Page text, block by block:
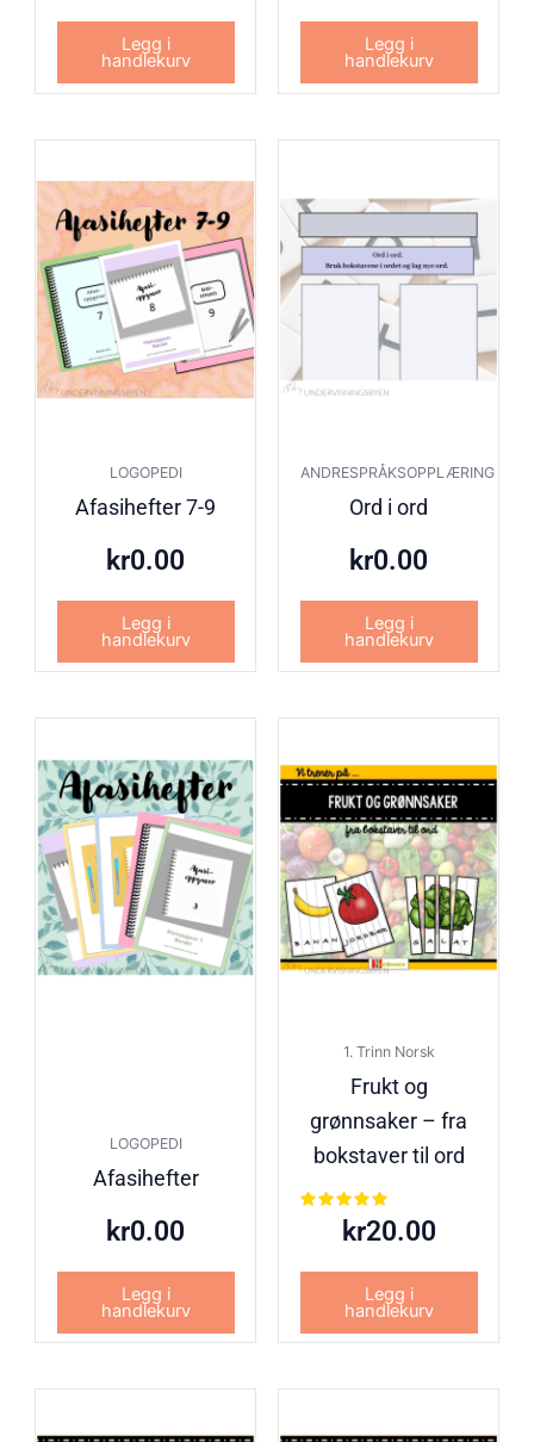
Legg i
handlekurv
Legg i
handlekurv
LOGOPEDI
Afasihefter 7-9
kr0.00
Legg i
handlekurv
ANDRESPRÅKSOPPLÆRING
Ord i ord
kr0.00
Legg i
handlekurv
LOGOPEDI
Afasihefter
kr0.00
Legg i
handlekurv
1. Trinn Norsk
Frukt og
grønnsaker – fra
bokstaver til ord
Vurdert
5.00
kr20.00
Legg i
handlekurv